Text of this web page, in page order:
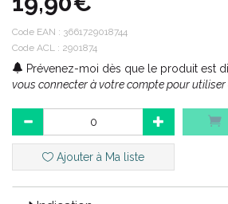
Conditionnement : 1 diffuseur +
La gamme Sérénité de Biocanina est
Le Diffuseur anti-stress Biocanina et sa
apaiser le chat et à réduire les
dans son environnement quotidien.
Le Spray anti-stress Biocanina : action
situation stressante ponctuelle
Code EAN : 3661729018744
Code ACL : 2901874
Prévenez-moi dès que le produit est
vous connecter à votre compte pour utiliser
Ajouter à Ma liste